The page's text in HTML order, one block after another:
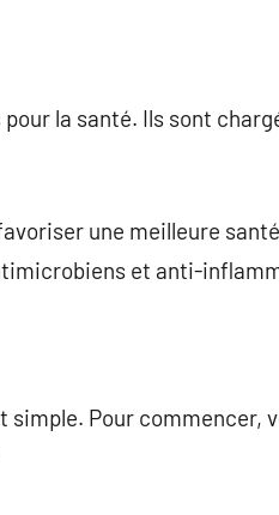
la santé. Ils sont
une meilleure
et anti-
Pour commencer,